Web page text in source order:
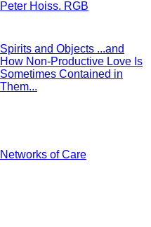
Peter Hoiss. RGB
Spirits and Objects ...and
How Non-Productive Love Is
Sometimes Contained in
Them...
Networks of Care